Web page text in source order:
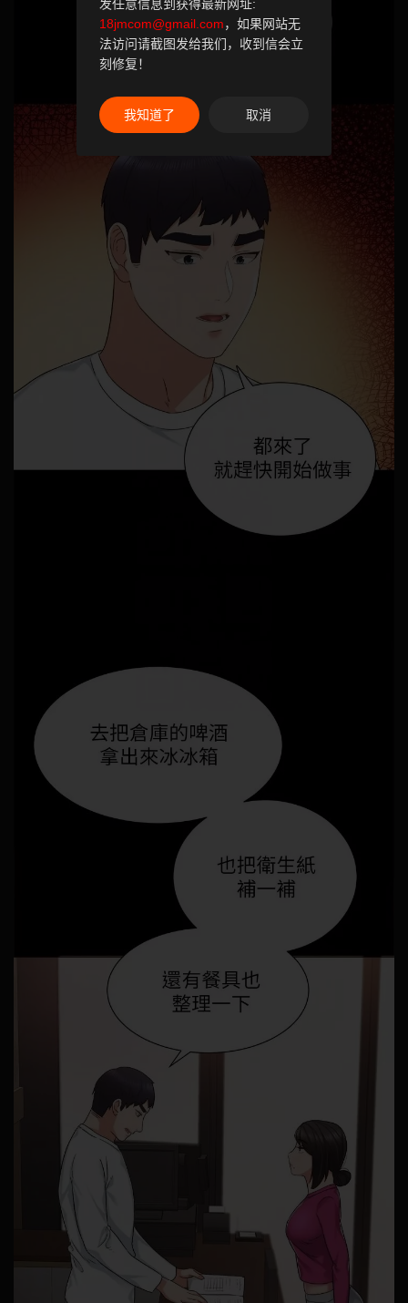
发任意信息到获得最新网址:
18jmcom@gmail.com，如果网站无
法访问请截图发给我们，收到信会立
刻修复！
我知道了 取消